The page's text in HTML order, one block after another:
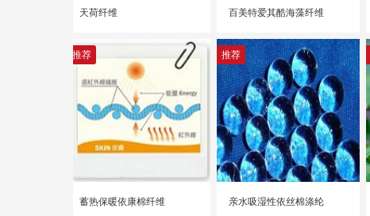
天荷纤维 百美特爱其酷海藻纤维
推荐
蓄热保暖依康棉纤维
推荐
亲水吸湿性依丝棉涤纶